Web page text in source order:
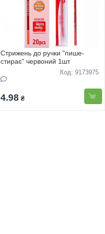
Стрижень до ручки "пише-
стирає" червоний 1шт
Код: 9173975
4.98 ₴